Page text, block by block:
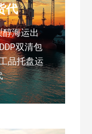
代
醇海运出
双清包
品托盘运